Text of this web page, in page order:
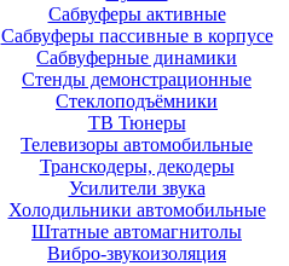
Сабвуферы активные
Сабвуферы пассивные в корпусе
Сабвуферные динамики
Стенды демонстрационные
Стеклоподъёмники
ТВ Тюнеры
Телевизоры автомобильные
Транскодеры, декодеры
Усилители звука
Холодильники автомобильные
Штатные автомагнитолы
Вибро-звукоизоляция